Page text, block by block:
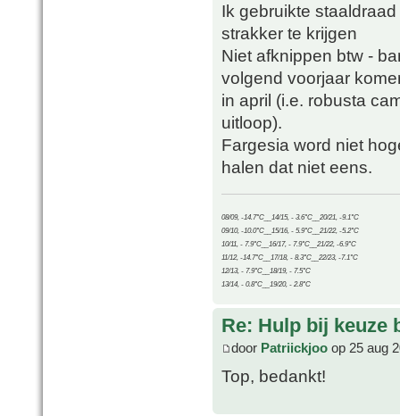
Ik gebruikte
strakker te krijgen
Niet afknippen btw -
volgend voorjaar
in april (i.e. robusta
uitloop).
Fargesia word niet
halen dat niet eens.
08/09, -14.7°C__14/15, - 3.6°C__20/21, -9.1°C
09/10, -10.0°C__15/16, - 5.9°C__21/22, -5.2°C
10/11, - 7.9°C__16/17, - 7.9°C__21/22, -6.9°C
11/12, -14.7°C__17/18, - 8.3°C__22/23, -7.1°C
12/13, - 7.9°C__18/19, - 7.5°C
13/14, - 0.8°C__19/20, - 2.8°C
Re: Hulp bij keuze
door Patriickjoo op 25 aug
Top, bedankt!